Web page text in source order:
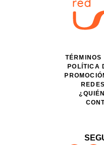
TÉRMINOS
POLÍTICA